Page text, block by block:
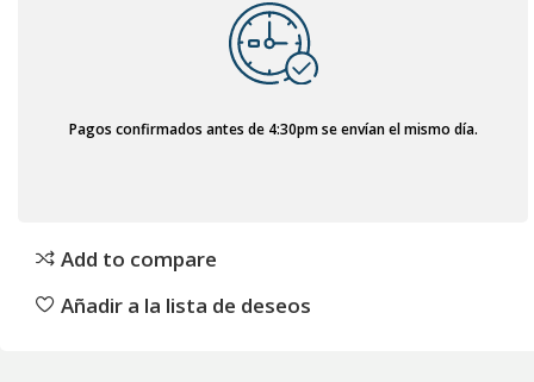
Pagos confirmados antes de 4:30pm se envían el mismo día.
Add to compare
Añadir a la lista de deseos